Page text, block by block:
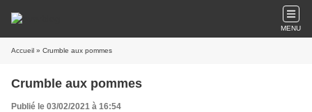
MENU
Accueil » Crumble aux pommes
Crumble aux pommes
Publié le 03/02/2021 à 16:54